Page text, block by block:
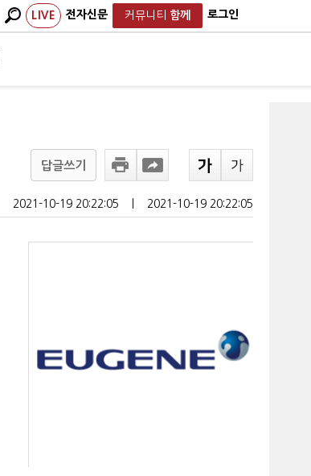
LIVE 전자신문 커뮤니티 함께 로그인
답글쓰기
2021-10-19 20:22:05 2021-10-19 20:22:05